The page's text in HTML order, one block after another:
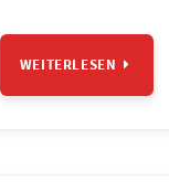
WEITERLESEN